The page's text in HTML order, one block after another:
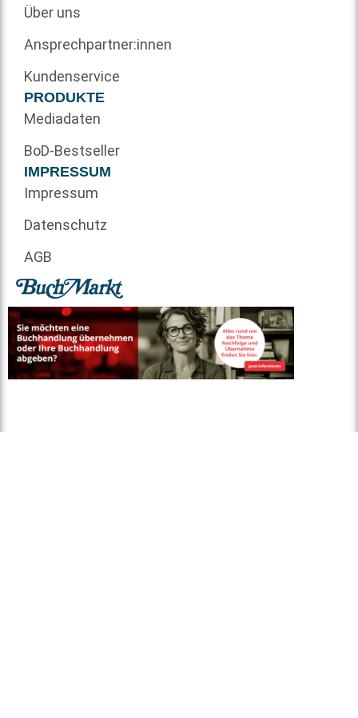
Über uns
Ansprechpartner:innen
Kundenservice
PRODUKTE
Mediadaten
BoD-Bestseller
IMPRESSUM
Impressum
Datenschutz
AGB